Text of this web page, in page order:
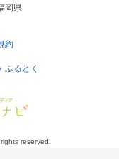
岡県
約
ふるとく
reserved.